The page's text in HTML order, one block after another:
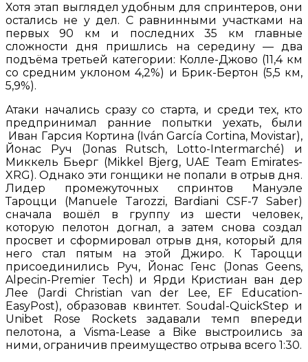
Хотя этап выглядел удобным для спринтеров, они
остались не у дел. С равнинными участками на
первых 90 км и последних 35 км главные
сложности дня пришлись на середину — два
подъёма третьей категории: Колле-Джово (11,4 км
со средним уклоном 4,2%) и Брик-Бертон (5,5 км,
5,9%).
Атаки начались сразу со старта, и среди тех, кто
предпринимал ранние попытки уехать, были
Иван Гарсия Кортина (Iván García Cortina, Movistar),
Йонас Руч (Jonas Rutsch, Lotto-Intermarché) и
Миккель Бьерг (Mikkel Bjerg, UAE Team Emirates-
XRG). Однако эти гонщики не попали в отрыв дня.
Лидер промежуточных спринтов Мануэле
Тароцци (Manuele Tarozzi, Bardiani CSF-7 Saber)
сначала вошёл в группу из шести человек,
которую пелотон догнал, а затем снова создал
просвет и сформировал отрыв дня, который для
него стал пятым на этой Джиро. К Тароцци
присоединились Руч, Йонас Генс (Jonas Geens,
Alpecin-Premier Tech) и Ярди Кристиан ван дер
Лее (Jardi Christian van der Lee, EF Education-
EasyPost), образовав квинтет. Soudal-QuickStep и
Unibet Rose Rockets задавали темп впереди
пелотона, а Visma-Lease a Bike выстроились за
ними, ограничив преимущество отрыва всего 1:30.